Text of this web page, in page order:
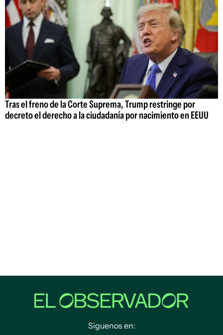
Tras el freno de la Corte Suprema, Trump restringe por
decreto el derecho a la ciudadanía por nacimiento en EEUU
Siguenos en: